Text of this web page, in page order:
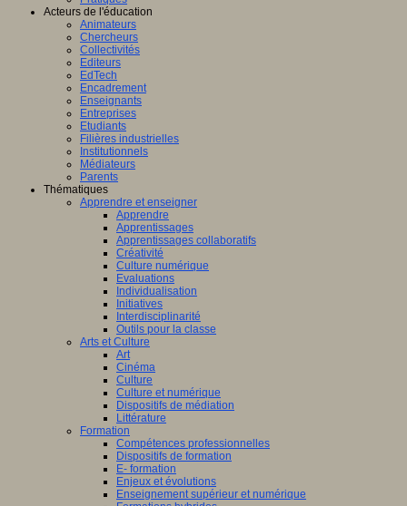
Acteurs de l'éducation
Animateurs
Chercheurs
Collectivités
Editeurs
EdTech
Encadrement
Enseignants
Entreprises
Etudiants
Filières industrielles
Institutionnels
Médiateurs
Parents
Thématiques
Apprendre et enseigner
Apprendre
Apprentissages
Apprentissages collaboratifs
Créativité
Culture numérique
Evaluations
Individualisation
Initiatives
Interdisciplinarité
Outils pour la classe
Arts et Culture
Art
Cinéma
Culture
Culture et numérique
Dispositifs de médiation
Littérature
Formation
Compétences professionnelles
Dispositifs de formation
E- formation
Enjeux et évolutions
Enseignement supérieur et numérique